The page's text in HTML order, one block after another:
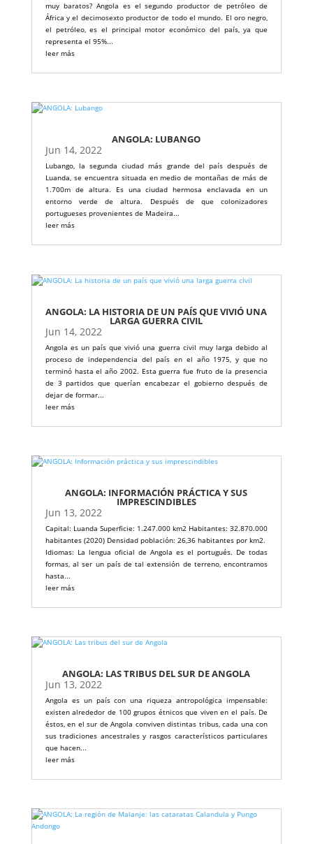
muy baratos? Angola es el segundo productor de petróleo de
África y el decimosexto productor de todo el mundo. El oro negro,
el petróleo, es el principal motor económico del país, ya que
representa el 95%...
leer más
ANGOLA: LUBANGO
Jun 14, 2022
Lubango, la segunda ciudad más grande del país después de
Luanda, se encuentra situada en medio de montañas de más de
1.700m de altura. Es una ciudad hermosa enclavada en un
entorno verde de altura. Después de que colonizadores
portugueses provenientes de Madeira...
leer más
ANGOLA: LA HISTORIA DE UN PAÍS QUE VIVIÓ UNA
LARGA GUERRA CIVIL
Jun 14, 2022
Angola es un país que vivió una guerra civil muy larga debido al
proceso de independencia del país en el año 1975, y que no
terminó hasta el año 2002. Esta guerra fue fruto de la presencia
de 3 partidos que querían encabezar el gobierno después de
dejar de formar...
leer más
ANGOLA: INFORMACIÓN PRÁCTICA Y SUS
IMPRESCINDIBLES
Jun 13, 2022
Capital: Luanda Superficie: 1.247.000 km2 Habitantes: 32.870.000
habitantes (2020) Densidad población: 26,36 habitantes por km2.
Idiomas: La lengua oficial de Angola es el portugués. De todas
formas, al ser un país de tal extensión de terreno, encontramos
hasta...
leer más
ANGOLA: LAS TRIBUS DEL SUR DE ANGOLA
Jun 13, 2022
Angola es un país con una riqueza antropológica impensable:
existen alrededor de 100 grupos étnicos que viven en el país. De
éstos, en el sur de Angola conviven distintas tribus, cada una con
sus tradiciones ancestrales y rasgos característicos particulares
que hacen...
leer más